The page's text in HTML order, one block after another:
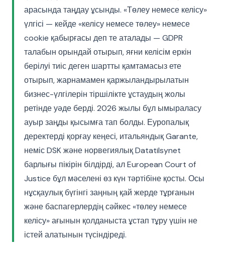
арасында таңдау ұсынды. «Төлеу немесе келісу»
үлгісі — кейде «келісу немесе төлеу» немесе
cookie қабырғасы деп те аталады — GDPR
талабын орындай отырып, яғни келісім еркін
берілуі тиіс деген шартты қамтамасыз ете
отырып, жарнамамен қаржыландырылатын
бизнес-үлгілерін тіршілікте ұстаудың жолы
ретінде уәде берді. 2026 жылы бұл ымыраласу
ауыр заңды қысымға тап болды. Еуропалық
деректерді қорғау кеңесі, итальяндық Garante,
неміс DSK және норвегиялық Datatilsynet
барлығы пікірін білдірді, ал European Court of
Justice бұл мәселені өз күн тәртібіне қосты. Осы
нұсқаулық бүгінгі заңның қай жерде тұрғанын
және баспагерлердің сәйкес «төлеу немесе
келісу» ағынын қолданыста ұстап тұру үшін не
істей алатынын түсіндіреді.